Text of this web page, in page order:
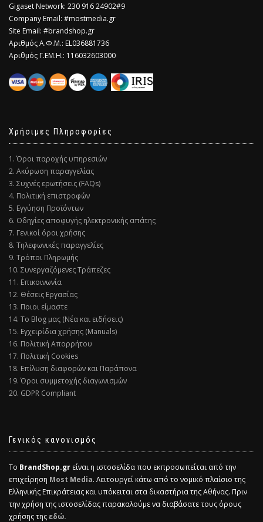
Gigaset Network: 230 916 24902#9
Company Email: #mostmedia.gr
Site Email: #brandshop.gr
Αριθμός Α.Φ.Μ.: EL036881736
Αριθμός Γ.ΕΜ.Η.: 116032603000
Χρήσιμες Πληροφορίες
1. Όροι παροχής υπηρεσιών
2. Ακύρωση παραγγελίας
3. Συχνές ερωτήσεις (FAQs)
4. Πολιτική επιστροφών
5. Εγγύηση Προϊόντων
6. Οδηγίες αποφυγής ηλεκτρονικής απάτης
7. Γενικοί όροι χρήσης
8. Τηλεφωνικές παραγγελίες
9. Τρόποι Πληρωμής
10. Συνεργαζόμενες Τράπεζες
11. Επικοινωνία
12. Θέσεις Εργασίας
13. Ποιοι είμαστε
14. Το Blog μας (Νέα και ειδήσεις)
15. Εγχειρίδια χρήσης (Manuals)
16. Πολιτική Απορρήτου
17. Πολιτική Cookies
18. Επίλυση διαφορών και Παράπονα
19. Όροι συμμετοχής διαγωνισμών
20. GDPR Compliant
Γενικός κανονισμός
Το BrandShop.gr είναι η ιστοσελίδα που εκπροσωπείται από την
επιχείρηση Most Media. Λειτουργεί κάτω από το νομικό πλαίσιο της
Ελληνικής Επικράτειας και υπόκειται στα δικαστήρια της Αθήνας. Πριν
την χρήση της ιστοσελίδας παρακαλούμε να διαβάσατε τους όρους
χρήσης τηςεδώ.